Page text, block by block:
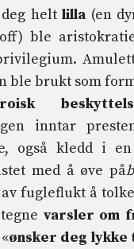
helt lilla (en
ble
ble brukt som
inntar
også kledd i
med å øve på
fugleflukt å tolke
varsler om
ønsker deg lykke